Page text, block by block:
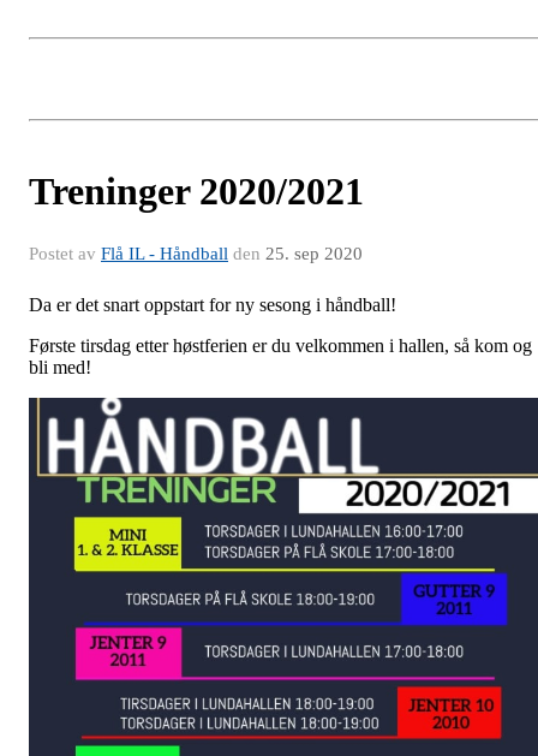
Treninger 2020/2021
Postet av Flå IL - Håndball den 25. sep 2020
Da er det snart oppstart for ny sesong i håndball!
Første tirsdag etter høstferien er du velkommen i hallen, så kom og
bli med!